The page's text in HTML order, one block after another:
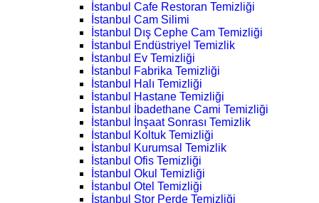
İstanbul Cafe Restoran Temizliği
İstanbul Cam Silimi
İstanbul Dış Cephe Cam Temizliği
İstanbul Endüstriyel Temizlik
İstanbul Ev Temizliği
İstanbul Fabrika Temizliği
İstanbul Halı Temizliği
İstanbul Hastane Temizliği
İstanbul İbadethane Cami Temizliği
İstanbul İnşaat Sonrası Temizlik
İstanbul Koltuk Temizliği
İstanbul Kurumsal Temizlik
İstanbul Ofis Temizliği
İstanbul Okul Temizliği
İstanbul Otel Temizliği
İstanbul Stor Perde Temizliği